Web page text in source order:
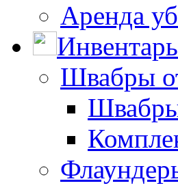
Аренда
Швабры